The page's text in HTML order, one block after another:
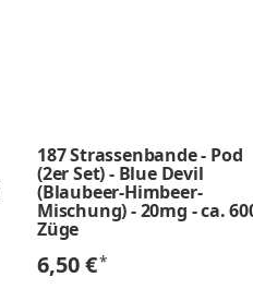
187 Strassenbande - Pod
(2er Set) - Blue Devil
(Blaubeer-Himbeer-
Mischung) - 20mg - ca.
Züge
6,50 €*